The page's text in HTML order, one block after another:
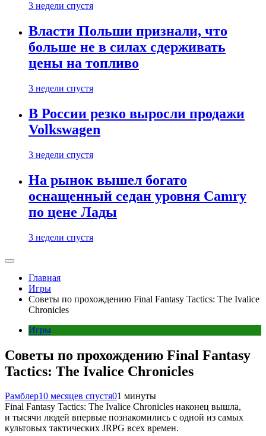
3 недели спустя
Власти Польши признали, что
больше не в силах сдерживать
цены на топливо
3 недели спустя
В России резко выросли продажи
Volkswagen
3 недели спустя
На рынок вышел богато
оснащенный седан уровня Camry
по цене Лады
3 недели спустя
Главная
Игры
Советы по прохождению Final Fantasy Tactics: The Ivalice
Chronicles
Игры
Советы по прохождению Final Fantasy
Tactics: The Ivalice Chronicles
Рамблер10 месяцев спустя01 минуты
Final Fantasy Tactics: The Ivalice Chronicles наконец вышла,
и тысячи людей впервые познакомились с одной из самых
культовых тактических JRPG всех времен.